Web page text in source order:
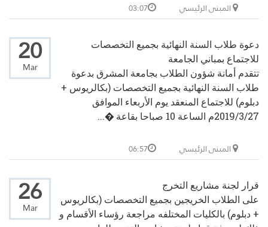
المبنى الرئيسي 03:07
20
Mar
دعوة طلاب السنة النهائية بجميع التخصصات
للاجتماع بمباني الجامعة
تتقدم أمانة شؤون الطلاب بجامعة المشرق بدعوة
طلاب السنة النهائية بجميع التخصصات (بكالريوس +
دبلوم) للاجتماع المنعقد يوم الأربعاء الموافق
2019/3/27م الساعة 10 صباحا بقاعة �...
المبنى الرئيسي 06:57
26
Mar
قرار لجنة مشاريع التخرج
على الطلاب الخريجين بجميع التخصصات (بكالريوس
+ دبلوم) بالكليات المختلفه مراجعة رؤساء الأقسام و